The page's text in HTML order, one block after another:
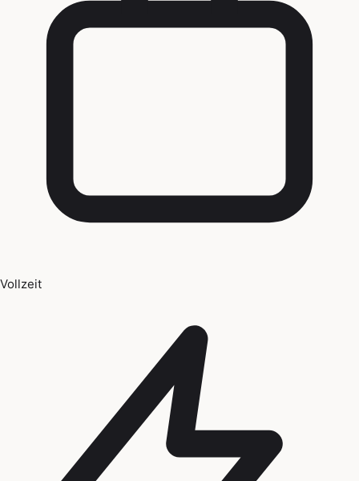
Vollzeit